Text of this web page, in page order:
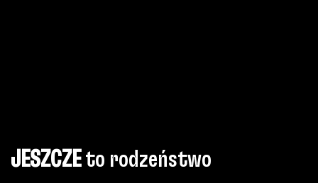
JESZCZEto rodzeństwo